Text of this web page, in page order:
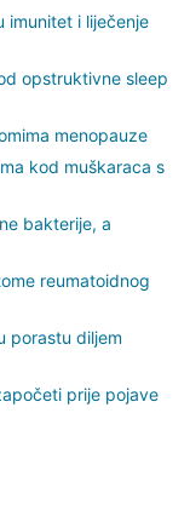
imunitet i liječenje
opstruktivne sleep
menopauze
kod muškaraca s
bakterije, a
reumatoidnog
porastu diljem
prije pojave